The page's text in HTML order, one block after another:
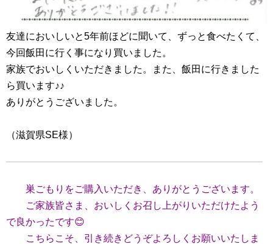
友達においしいと5年前ほどに聞いて、ずっと食べたくて、
今回飯田に行く事になり買いました。
家族でおいしくいただきました。また、飯田に行きました
ら買います♪♪
ありがとうございました。
（滋賀県SE様）
巣ごもりをご購入いただき、ありがとうございます。
ご家族皆さま、おいしくお召し上がりいただけたよう
で良かったです😊
こちらこそ、引き続きどうぞよろしくお願いいたしま